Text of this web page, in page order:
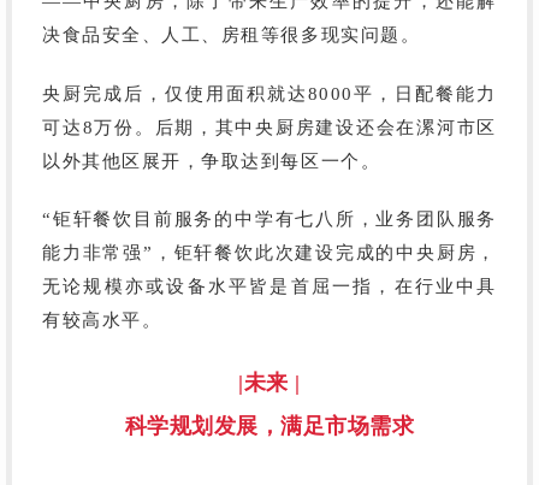
决食品安全、人工、房租等很多现实问题。
央厨完成后，仅使用面积就达8000平，日配餐能力
可达8万份。后期，其中央厨房建设还会在漯河市区
以外其他区展开，争取达到每区一个。
“钜轩餐饮目前服务的中学有七八所，业务团队服务
能力非常强”，钜轩餐饮此次建设完成的中央厨房，
无论规模亦或设备水平皆是首屈一指，在行业中具
有较高水平。
|未来 |
科学规划发展，满足市场需求